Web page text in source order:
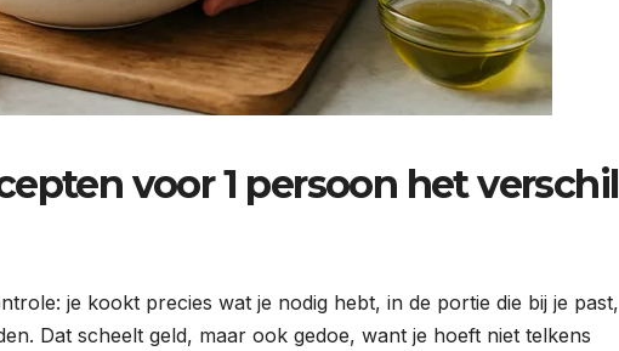
voor 1 persoon het verschil
je kookt precies wat je nodig hebt, in de portie die bij je past,
Dat scheelt geld, maar ook gedoe, want je hoeft niet telkens